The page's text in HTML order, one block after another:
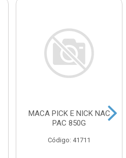
MACA PICK E NICK NAC
PAC 850G
Código: 41711